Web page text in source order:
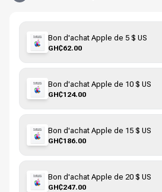
Bon d'achat Apple de 5 $ US
GH₵62.00
Bon d'achat Apple de 10 $ US
GH₵124.00
Bon d'achat Apple de 15 $ US
GH₵186.00
Bon d'achat Apple de 20 $ US
GH₵247.00